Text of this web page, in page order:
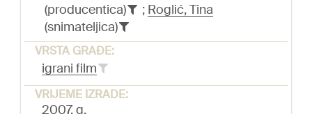
(producentica)
; Roglić, Tina
(snimateljica)
VRSTA GRAĐE:
igrani film
VRIJEME IZRADE:
2007. g.